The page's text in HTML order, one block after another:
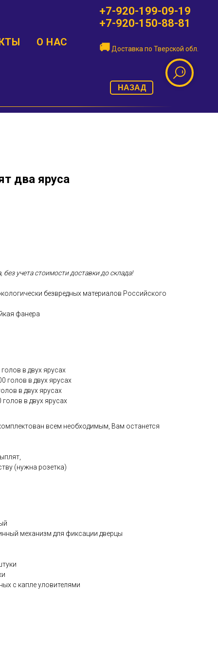
+7-920-199-09-19
+7-920-150-88-81
🚚 Доставка по Тверской обл.
О НАС
НАЗАД
два яруса
без учета стоимости доставки до склада!
безвредных материалов Российского
фанера
в двух ярусах
голов в двух ярусах
в двух ярусах
в двух ярусах
всем необходимым, Вам останется
(нужна розетка)
механизм для фиксации дверцы
с капле уловителями